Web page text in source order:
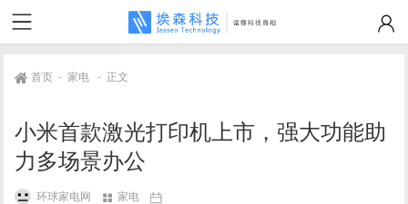
首页 -家电 - 正文
小米首款激光打印机上市，强大功能助
力多场景办公
环球家电网 家电